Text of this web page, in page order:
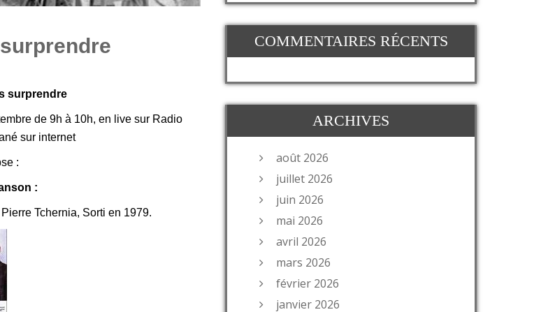
surprendre
de 9h à 10h, en live sur Radio
sur internet
:
:
Pierre Tchernia, Sorti en 1979.
COMMENTAIRES RÉCENTS
ARCHIVES
août 2026
juillet 2026
juin 2026
mai 2026
avril 2026
mars 2026
février 2026
janvier 2026